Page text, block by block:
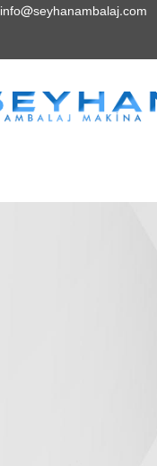
info@seyhanambalaj.com